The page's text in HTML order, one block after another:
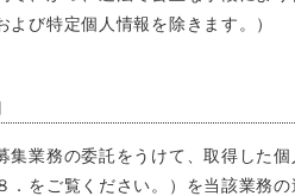
び特定個人情報を除きます。）
集業務の委託をうけて、取得した
．をご覧ください。）を当該業務